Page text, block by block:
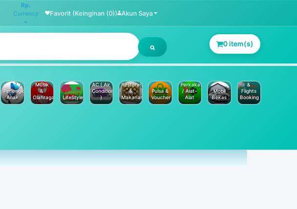
Rp.
Currency
Favorit (Keinginan (0)) Akun Saya
0 item(s)
Perlengkapan
Anak
Musik
&
Olahraga
LifeStyle
AC ( Air
Conditioner
)
Restoran
&
Makanan
Pulsa &
Voucher
Perkakas
/ Alat-
Alat
Mobil
Bekas
&
Flights
Booking